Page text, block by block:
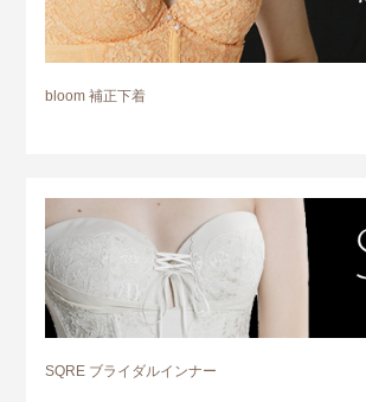
bloom 補正下着
SQRE ブライダルインナー